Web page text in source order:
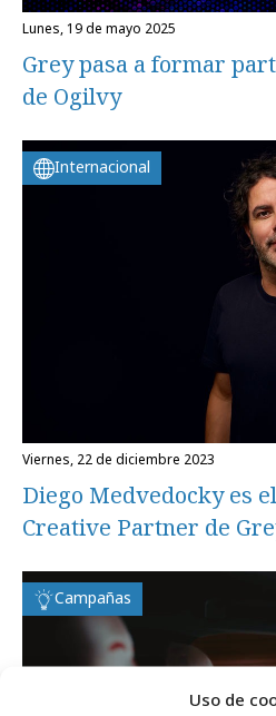
Uso de
lunes, 19 de mayo 2025
Grey pasa a formar
de Ogilvy
Internacional
viernes, 22 de diciembre 2023
Diego Medvedocky es
Creative Partner de
Campañas